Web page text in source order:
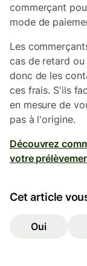
commerçant
mode de
Les
cas de retard
donc de les
ces frais. S'ils
en mesure de
pas à l'origine.
Découvrez
votre
Cet article
Oui